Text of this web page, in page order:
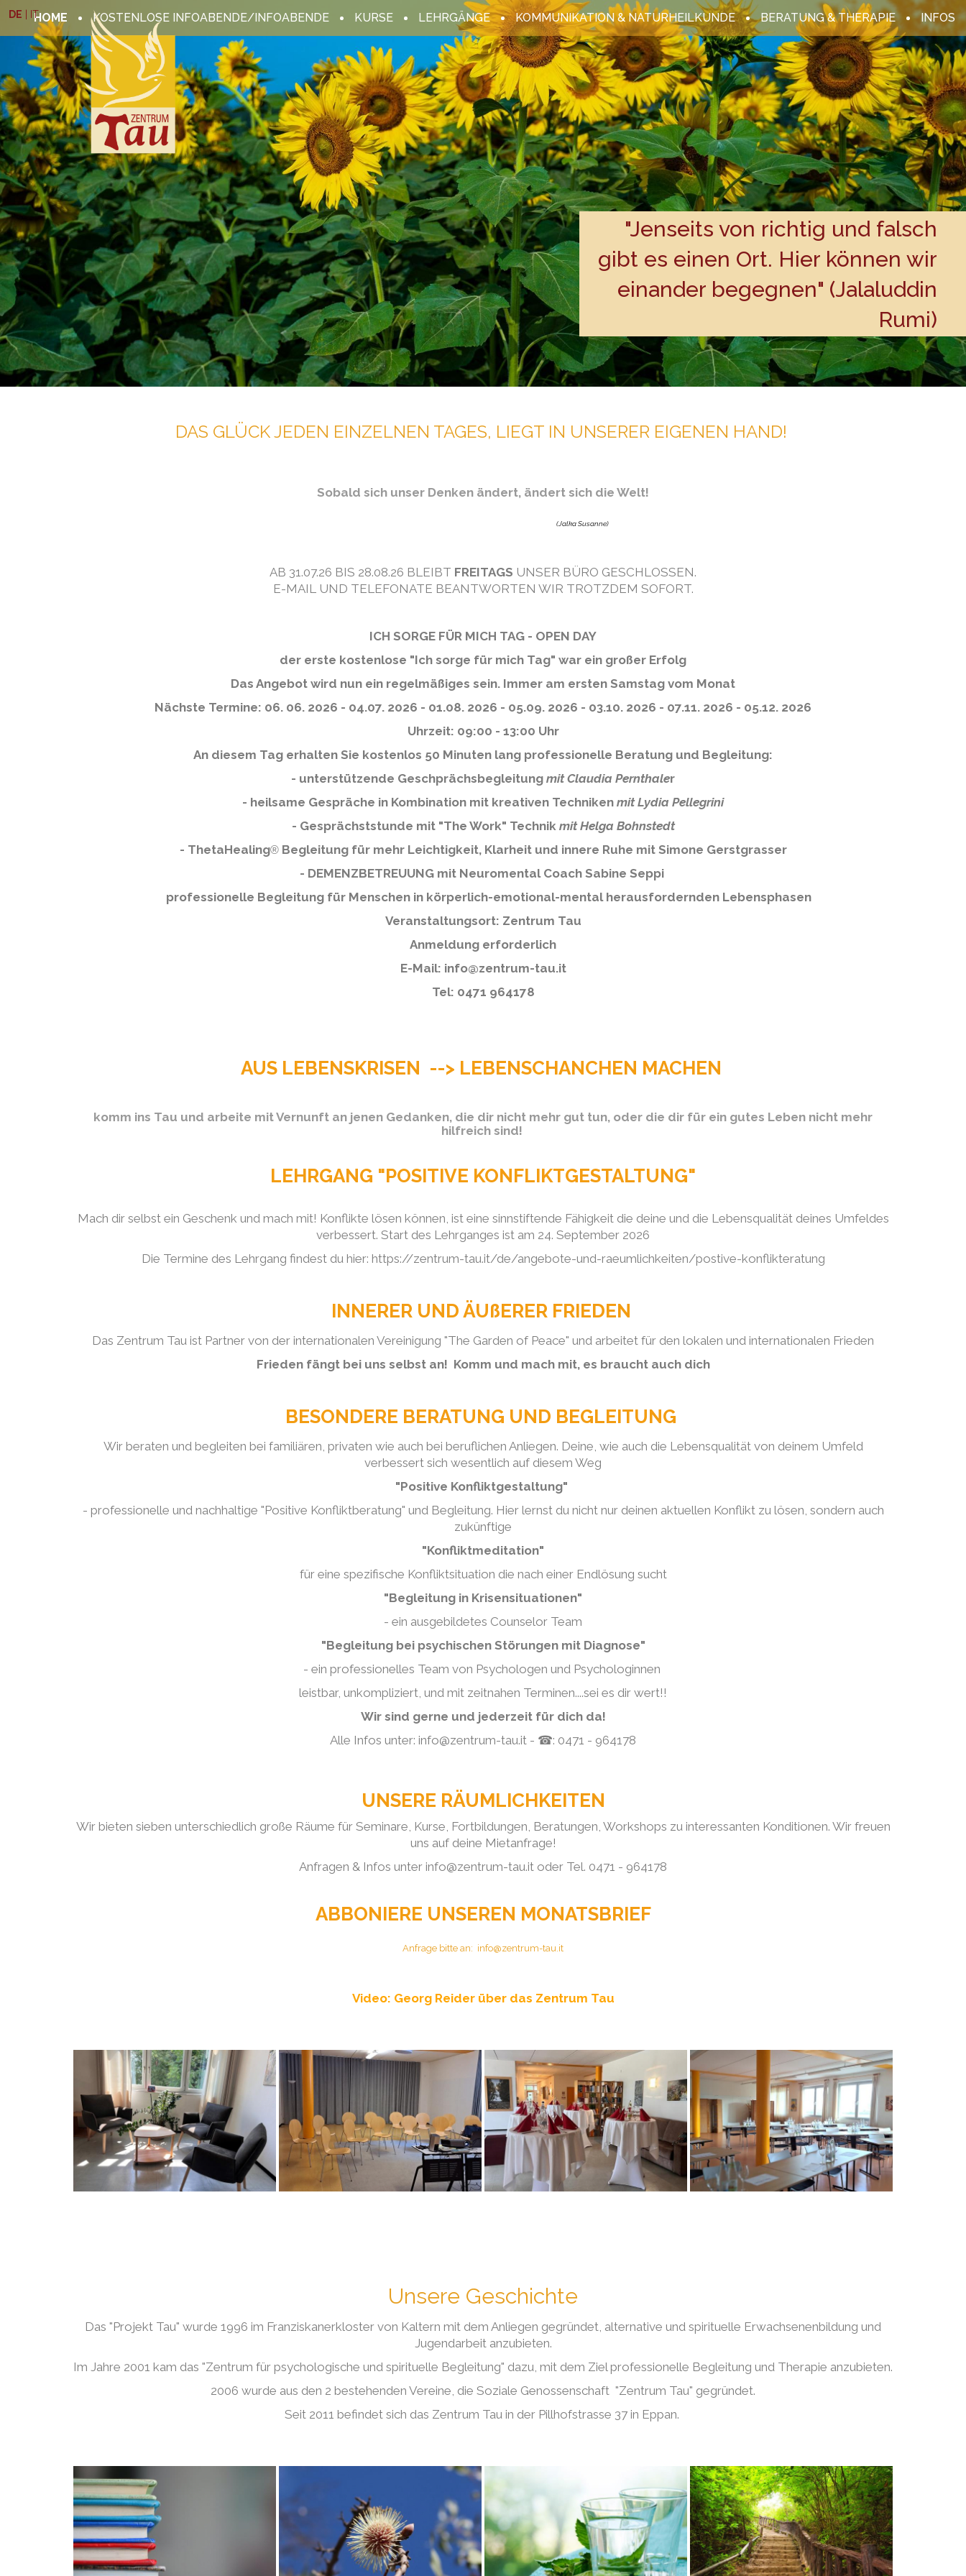
"Jenseits von richtig und falsch
gibt es einen Ort. Hier können wir
einander begegnen" (Jalaluddin
Rumi)
DE ITHOME KOSTENLOSE INFOABENDE/INFOABENDE KURSE LEHRGÄNGE KOMMUNIKATION & NATURHEILKUNDE BERATUNG & THERAPIE INFOS
DAS GLÜCK JEDEN EINZELNEN TAGES, LIEGT IN UNSERER EIGENEN HAND!
Sobald sich unser Denken ändert, ändert sich die Welt!
(Jalka Susanne)
AB 31.07.26 BIS 28.08.26 BLEIBT FREITAGS UNSER BÜRO GESCHLOSSEN.
E-MAIL UND TELEFONATE BEANTWORTEN WIR TROTZDEM SOFORT.
ICH SORGE FÜR MICH TAG - OPEN DAY
der erste kostenlose "Ich sorge für mich Tag" war ein großer Erfolg
Das Angebot wird nun ein regelmäßiges sein. Immer am ersten Samstag vom Monat
Nächste Termine: 06. 06. 2026 - 04.07. 2026 - 01.08. 2026 - 05.09. 2026 - 03.10. 2026 - 07.11. 2026 - 05.12. 2026
Uhrzeit: 09:00 - 13:00 Uhr
An diesem Tag erhalten Sie kostenlos 50 Minuten lang professionelle Beratung und Begleitung:
- unterstützende Geschprächsbegleitung mit Claudia Pernthaler
- heilsame Gespräche in Kombination mit kreativen Techniken mit Lydia Pellegrini
- Gesprächststunde mit "The Work" Technik mit Helga Bohnstedt
- ThetaHealing®Begleitung für mehr Leichtigkeit, Klarheit und innere Ruhe mit Simone Gerstgrasser
- DEMENZBETREUUNG mit Neuromental Coach Sabine Seppi
professionelle Begleitung für Menschen in körperlich-emotional-mental herausfordernden Lebensphasen
Veranstaltungsort: Zentrum Tau
Anmeldung erforderlich
E-Mail: info@zentrum-tau.it
Tel: 0471 964178
AUS LEBENSKRISEN --> LEBENSCHANCHEN MACHEN
komm ins Tau und arbeite mit Vernunft an jenen Gedanken, die dir nicht mehr gut tun, oder die dir für ein gutes Leben nicht mehr
hilfreich sind!
LEHRGANG "POSITIVE KONFLIKTGESTALTUNG"
Mach dir selbst ein Geschenk und mach mit! Konflikte lösen können, ist eine sinnstiftende Fähigkeit die deine und die Lebensqualität deines Umfeldes
verbessert. Start des Lehrganges ist am 24. September 2026
Die Termine des Lehrgang findest du hier: https://zentrum-tau.it/de/angebote-und-raeumlichkeiten/postive-konflikteratung
INNERER UND ÄUßERER FRIEDEN
Das Zentrum Tau ist Partner von der internationalen Vereinigung "The Garden of Peace" und arbeitet für den lokalen und internationalen Frieden
Frieden fängt bei uns selbst an! Komm und mach mit, es braucht auch dich
BESONDERE BERATUNG UND BEGLEITUNG
Wir beraten und begleiten bei familiären, privaten wie auch bei beruflichen Anliegen. Deine, wie auch die Lebensqualität von deinem Umfeld
verbessert sich wesentlich auf diesem Weg
"Positive Konfliktgestaltung"
- professionelle und nachhaltige "Positive Konfliktberatung" und Begleitung. Hier lernst du nicht nur deinen aktuellen Konflikt zu lösen, sondern auch
zukünftige
"Konfliktmeditation"
für eine spezifische Konfliktsituation die nach einer Endlösung sucht
"Begleitung in Krisensituationen"
- ein ausgebildetes Counselor Team
"Begleitung bei psychischen Störungen mit Diagnose"
- ein professionelles Team von Psychologen und Psychologinnen
leistbar, unkompliziert, und mit zeitnahen Terminen....sei es dir wert!!
Wir sind gerne und jederzeit für dich da!
Alle Infos unter: info@zentrum-tau.it - ☎: 0471 - 964178
UNSERE RÄUMLICHKEITEN
Wir bieten sieben unterschiedlich große Räume für Seminare, Kurse, Fortbildungen, Beratungen, Workshops zu interessanten Konditionen. Wir freuen
uns auf deine Mietanfrage!
Anfragen & Infos unter info@zentrum-tau.it oder Tel. 0471 - 964178
ABBONIERE UNSEREN MONATSBRIEF
Anfrage bitte an: info@zentrum-tau.it
Video: Georg Reider über das Zentrum Tau
Unsere Geschichte
Das "Projekt Tau" wurde 1996 im Franziskanerkloster von Kaltern mit dem Anliegen gegründet, alternative und spirituelle Erwachsenenbildung und
Jugendarbeit anzubieten.
Im Jahre 2001 kam das "Zentrum für psychologische und spirituelle Begleitung" dazu, mit dem Ziel professionelle Begleitung und Therapie anzubieten.
2006 wurde aus den 2 bestehenden Vereine, die Soziale Genossenschaft "Zentrum Tau" gegründet.
Seit 2011 befindet sich das Zentrum Tau in der Pillhofstrasse 37 in Eppan.